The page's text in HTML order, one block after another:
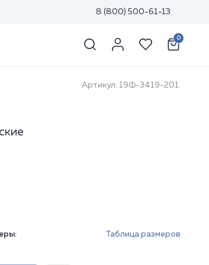
8 (800) 500-61-13
0
Артикул: 19Ф-3419-201.
Таблица размеров